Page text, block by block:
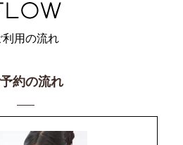
利用の流れ
約の流れ